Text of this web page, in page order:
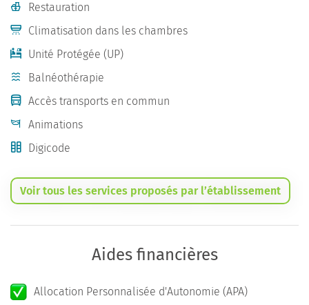
Restauration
Climatisation dans les chambres
Unité Protégée (UP)
Balnéothérapie
Accès transports en commun
Animations
Digicode
Voir tous les services proposés par l’établissement
Aides financières
Allocation Personnalisée d'Autonomie (APA)